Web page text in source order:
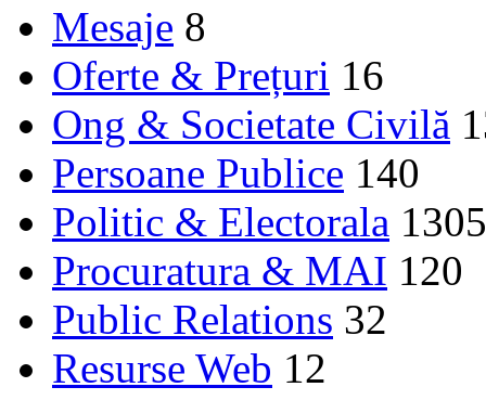
Mesaje 8
Oferte & Prețuri 16
Ong & Societate Civilă
Persoane Publice 140
Politic & Electorala 1305
Procuratura & MAI 120
Public Relations 32
Resurse Web 12